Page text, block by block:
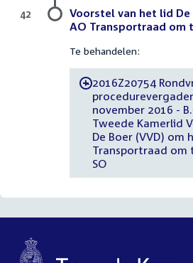
Voorstel van het lid De
AO Transportraad om
Te behandelen:
-2016Z20754
november 2016 -
Tweede Kamerlid
De Boer (VVD) om
Transportraad om
SO
42